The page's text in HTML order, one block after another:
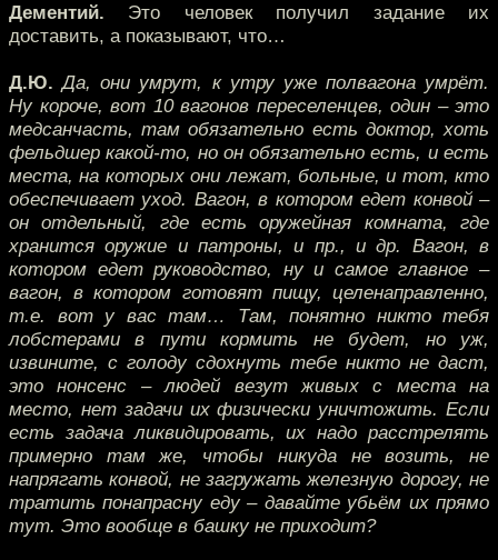
Дементий. Это человек получил задание их
доставить, а показывают, что…
Д.Ю. Да, они умрут, к утру уже полвагона умрёт.
Ну короче, вот 10 вагонов переселенцев, один – это
медсанчасть, там обязательно есть доктор, хоть
фельдшер какой-то, но он обязательно есть, и есть
места, на которых они лежат, больные, и тот, кто
обеспечивает уход. Вагон, в котором едет конвой –
он отдельный, где есть оружейная комната, где
хранится оружие и патроны, и пр., и др. Вагон, в
котором едет руководство, ну и самое главное –
вагон, в котором готовят пищу, целенаправленно,
т.е. вот у вас там… Там, понятно никто тебя
лобстерами в пути кормить не будет, но уж,
извините, с голоду сдохнуть тебе никто не даст,
это нонсенс – людей везут живых с места на
место, нет задачи их физически уничтожить. Если
есть задача ликвидировать, их надо расстрелять
примерно там же, чтобы никуда не возить, не
напрягать конвой, не загружать железную дорогу, не
тратить понапрасну еду – давайте убьём их прямо
тут. Это вообще в башку не приходит?